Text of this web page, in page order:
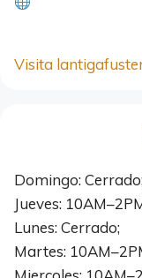
Visita
Domingo:
Jueves:
Lunes: Cerrado;
Martes: